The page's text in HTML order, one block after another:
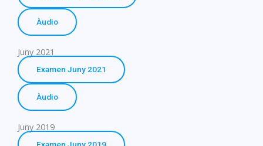
Àudio
Juny 2021
Examen Juny 2021
Àudio
Juny 2019